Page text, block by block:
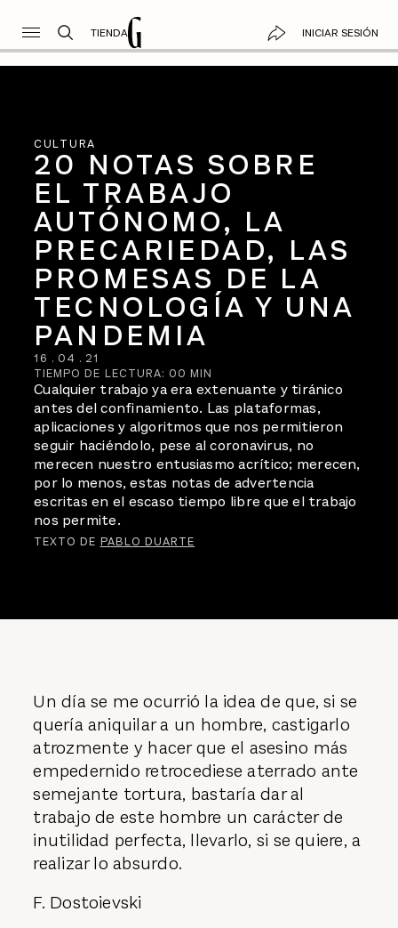
TIENDA INICIAR SESIÓN
CULTURA
20 NOTAS SOBRE
EL TRABAJO
AUTÓNOMO, LA
PRECARIEDAD, LAS
PROMESAS DE LA
TECNOLOGÍA Y UNA
PANDEMIA
16 . 04 . 21
TIEMPO DE LECTURA: 00 MIN
Cualquier trabajo ya era extenuante y tiránico
antes del confinamiento. Las plataformas,
aplicaciones y algoritmos que nos permitieron
seguir haciéndolo, pese al coronavirus, no
merecen nuestro entusiasmo acrítico; merecen,
por lo menos, estas notas de advertencia
escritas en el escaso tiempo libre que el trabajo
nos permite.
TEXTO DE PABLO DUARTE
Un día se me ocurrió la idea de que, si se
quería aniquilar a un hombre, castigarlo
atrozmente y hacer que el asesino más
empedernido retrocediese aterrado ante
semejante tortura, bastaría dar al
trabajo de este hombre un carácter de
inutilidad perfecta, llevarlo, si se quiere, a
realizar lo absurdo.
F. Dostoievski